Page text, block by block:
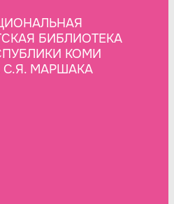
БИБЛИОТЕКА
КОМИ
С.Я. МАРШАКА